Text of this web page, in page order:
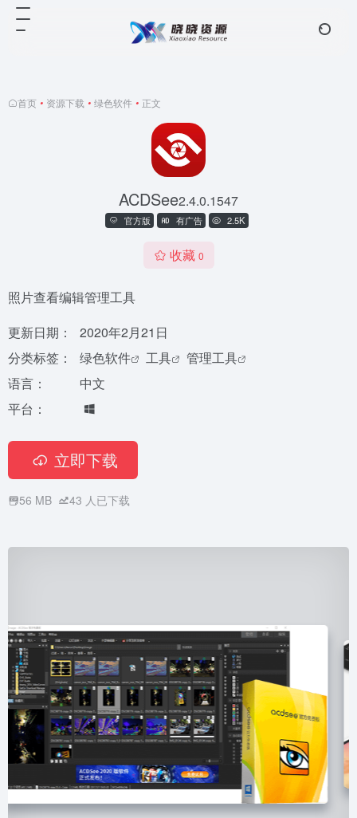
首页 • 资源下载 • 绿色软件 • 正文
ACDSee2.4.0.1547
官方版 有广告 2.5K
收藏 0
照片查看编辑管理工具
更新日期：
2020年2月21日
分类标签：
绿色软件 工具
管理工具
语言：
中文
平台：
立即下载
56 MB 43 人已下载